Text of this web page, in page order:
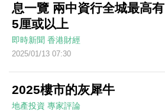
息一覽 兩中資行全城最高有
5厘或以上
即時新聞 香港財經
2025/01/13 07:30
2025樓市的灰犀牛
地產投資 專家評論